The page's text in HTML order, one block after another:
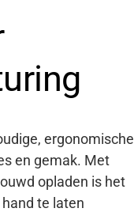
ergonomische
en gemak. Met
opladen is het
te laten